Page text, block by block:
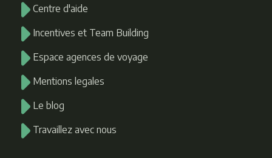
Centre d'aide
Incentives et Team Building
Espace agences de voyage
Mentions legales
Le blog
Travaillez avec nous